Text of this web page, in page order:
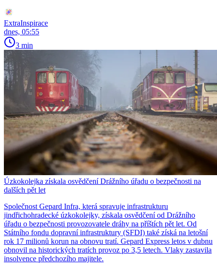
ExtraInspirace
dnes, 05:55
3 min
Úzkokolejka získala osvědčení Drážního úřadu o bezpečnosti na
dalších pět let
Společnost Gepard Infra, která spravuje infrastrukturu
jindřichohradecké úzkokolejky, získala osvědčení od Drážního
úřadu o bezpečnosti provozovatele dráhy na příštích pět let. Od
Státního fondu dopravní infrastruktury (SFDI) také získá na letošní
rok 17 milionů korun na obnovu tratí. Gepard Express letos v dubnu
obnovil na historických tratích provoz po 3,5 letech. Vlaky zastavila
insolvence předchozího majitele.